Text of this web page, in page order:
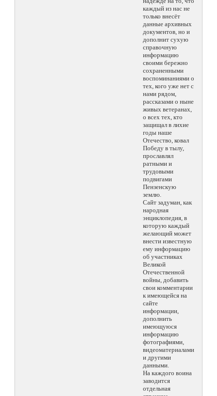
каждый из нас не
только внесёт
данные архивных
документов, но и
дополнит сухую
справочную
информацию
своими бережно
сохраненными
воспоминаниями о
тех, кого уже нет с
нами рядом,
рассказами о ныне
живых ветеранах,
о всех тех, кто
защищал в лихие
годы наше
Отечество, ковал
Победу в тылу,
прославлял
ратными и
трудовыми
подвигами
Пензенскую
землю.
Сайт задуман, как
народная
энциклопедия, в
которую каждый
желающий может
внести известную
ему информацию
об участниках
Великой
Отечественной
войны, добавить
свои комментарии
к имеющейся на
сайте
информации,
дополнить
имеющуюся
информацию
фотографиями,
видеоматериалами
и другими
данными.
На каждого воина
заводится
отдельная